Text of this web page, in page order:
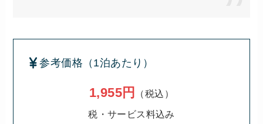
参考価格（1泊あたり）
1,955円
（税込）
税・サービス料込み